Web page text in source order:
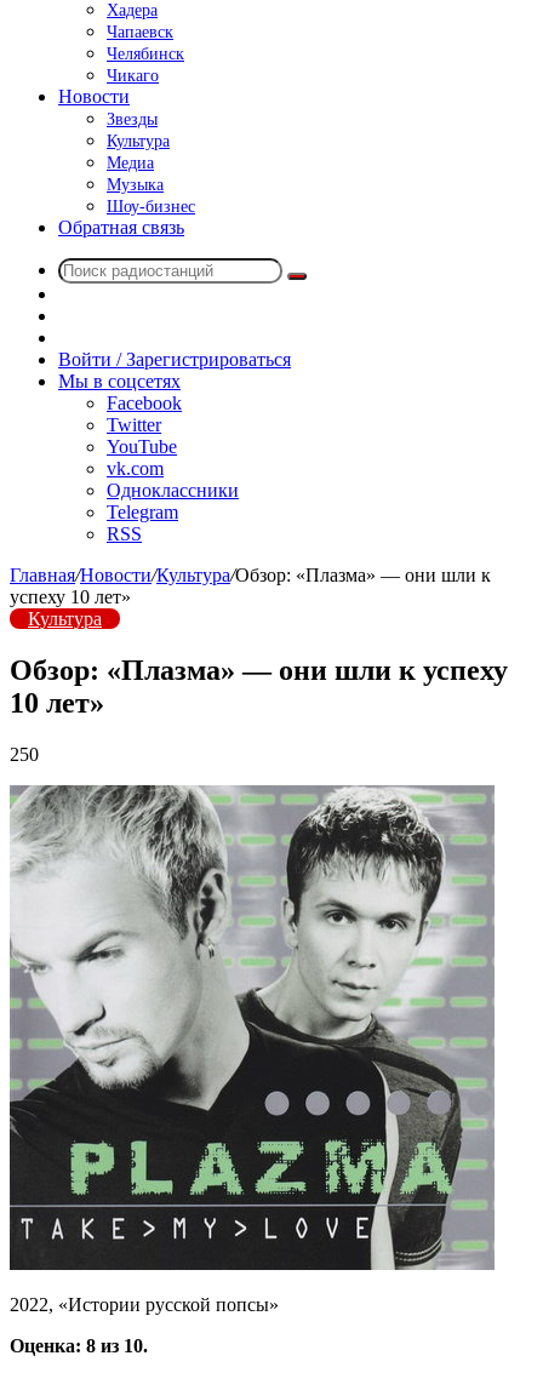
Хадера
Чапаевск
Челябинск
Чикаго
Новости
Звезды
Культура
Медиа
Музыка
Шоу-бизнес
Обратная связь
Поиск
радио
Войти / Зарегистрироваться
Мы в соцсетях
Facebook
Twitter
YouTube
vk.com
Одноклассники
Telegram
RSS
Главная/Новости/Культура/Обзор: «Плазма» — они шли к
успеху 10 лет»
Культура
Обзор: «Плазма» — они шли к успеху
10 лет»
250
2022, «Истории русской попсы»
Оценка: 8 из 10.